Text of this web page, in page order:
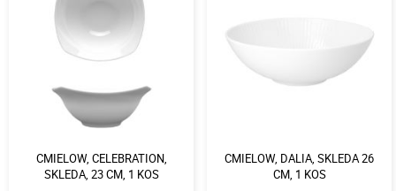
CMIELOW, CELEBRATION,
SKLEDA, 23 CM, 1 KOS
CMIELOW, DALIA, SKLEDA 26
CM, 1 KOS